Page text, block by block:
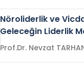
Nöroliderlik ve
Geleceğin Liderlik
Prof.Dr. Nevzat